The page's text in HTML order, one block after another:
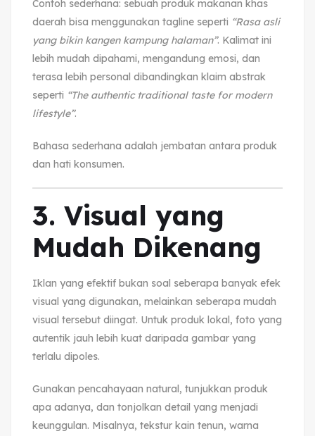
Contoh sederhana: sebuah produk makanan khas
daerah bisa menggunakan tagline seperti “Rasa asli
yang bikin kangen kampung halaman”. Kalimat ini
lebih mudah dipahami, mengandung emosi, dan
terasa lebih personal dibandingkan klaim abstrak
seperti “The authentic traditional taste for modern
lifestyle”.
Bahasa sederhana adalah jembatan antara produk
dan hati konsumen.
3. Visual yang
Mudah Dikenang
Iklan yang efektif bukan soal seberapa banyak efek
visual yang digunakan, melainkan seberapa mudah
visual tersebut diingat. Untuk produk lokal, foto yang
autentik jauh lebih kuat daripada gambar yang
terlalu dipoles.
Gunakan pencahayaan natural, tunjukkan produk
apa adanya, dan tonjolkan detail yang menjadi
keunggulan. Misalnya, tekstur kain tenun, warna